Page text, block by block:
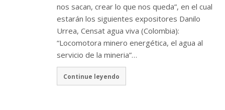
nos sacan, crear lo que nos queda”, en el cual
estarán los siguientes expositores Danilo
Urrea, Censat agua viva (Colombia):
“Locomotora minero energética, el agua al
servicio de la mineria”…
Continue leyendo